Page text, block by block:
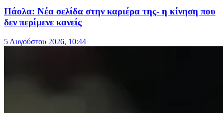
Πάολα: Νέα σελίδα στην καριέρα της- η κίνηση που
δεν περίμενε κανείς
5 Αυγούστου 2026, 10:44